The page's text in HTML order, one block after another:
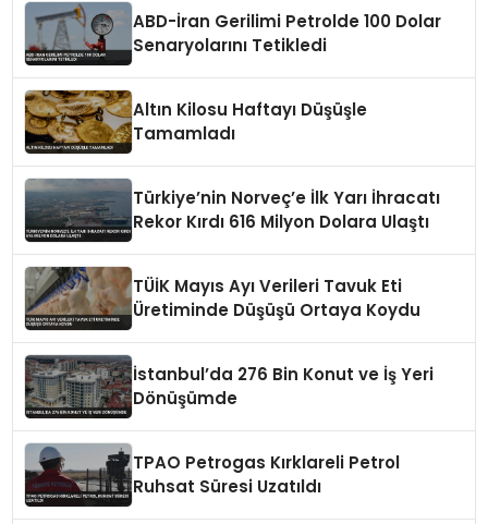
ABD-İran Gerilimi Petrolde 100 Dolar
Senaryolarını Tetikledi
Altın Kilosu Haftayı Düşüşle
Tamamladı
Türkiye’nin Norveç’e İlk Yarı İhracatı
Rekor Kırdı 616 Milyon Dolara Ulaştı
TÜİK Mayıs Ayı Verileri Tavuk Eti
Üretiminde Düşüşü Ortaya Koydu
İstanbul’da 276 Bin Konut ve İş Yeri
Dönüşümde
TPAO Petrogas Kırklareli Petrol
Ruhsat Süresi Uzatıldı